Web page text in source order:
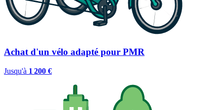
Achat d'un vélo adapté pour PMR
Jusqu'à 1 200 €